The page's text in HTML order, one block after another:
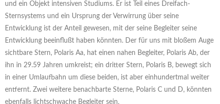
und ein Objekt intensiven Studiums. Er ist Teil eines Dreifach-
Sternsystems und ein Ursprung der Verwirrung über seine
Entwicklung ist der Anteil gewesen, mit der seine Begleiter seine
Entwicklung beeinflußt haben könnten. Der für uns mit bloßem Auge
sichtbare Stern, Polaris Aa, hat einen nahen Begleiter, Polaris Ab, der
ihn in 29.59 Jahren umkreist; ein dritter Stern, Polaris B, bewegt sich
in einer Umlaufbahn um diese beiden, ist aber einhundertmal weiter
entfernt. Zwei weitere benachbarte Sterne, Polaris C und D, könnten
ebenfalls lichtschwache Begleiter sein.